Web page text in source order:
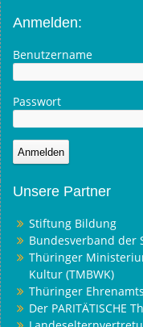
Anmelden:
Benutzername
Passwort
Unsere Partner
Stiftung Bildung
Bundesverband der
Thüringer
Kultur (TMBWK)
Thüringer
Der PARITÄTISCHE